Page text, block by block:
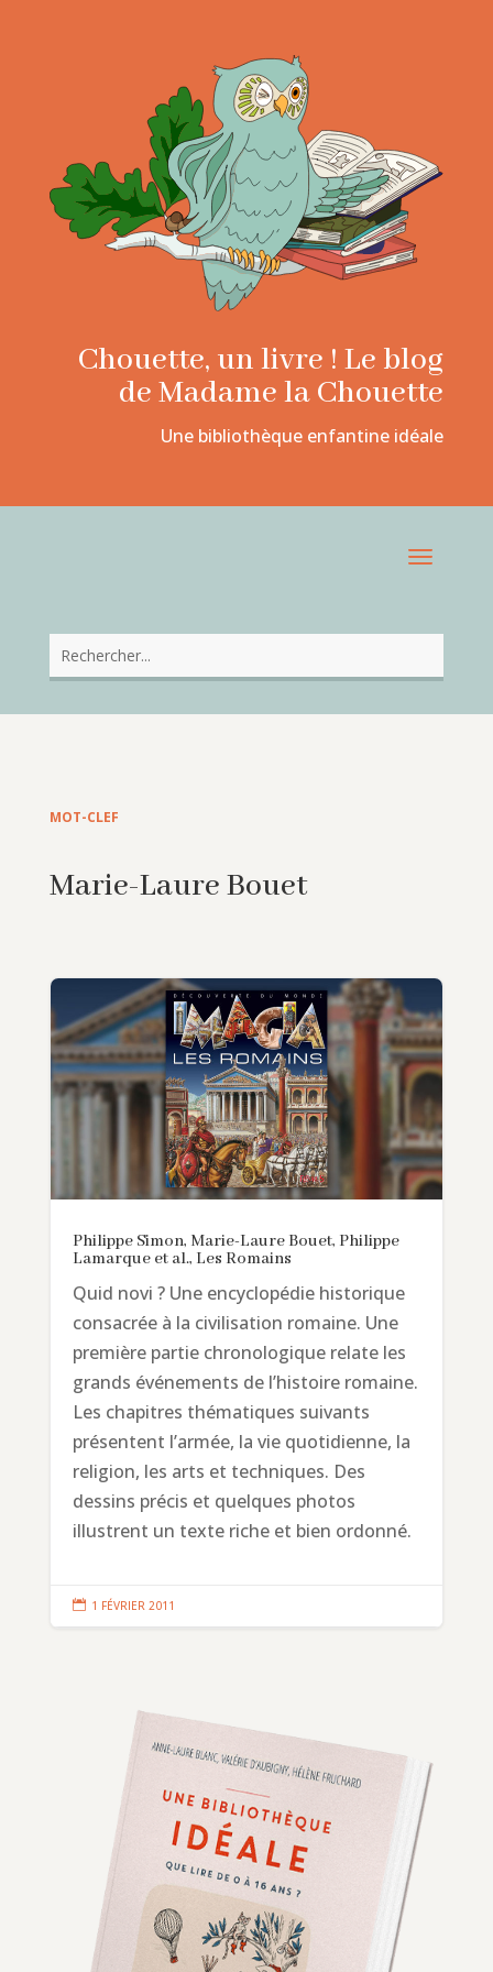
Chouette, un livre ! Le blog
de Madame la Chouette
Une bibliothèque enfantine idéale
MOT-CLEF
Marie-Laure Bouet
Philippe Simon, Marie-Laure Bouet, Philippe
Lamarque et al., Les Romains
Quid novi ? Une encyclopédie historique
consacrée à la civilisation romaine. Une
première partie chronologique relate les
grands événements de l’histoire romaine.
Les chapitres thématiques suivants
présentent l’armée, la vie quotidienne, la
religion, les arts et techniques. Des
dessins précis et quelques photos
illustrent un texte riche et bien ordonné.
 1 FÉVRIER 2011